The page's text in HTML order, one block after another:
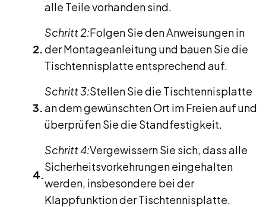
alle Teile vorhanden sind.
Schritt 2:Folgen Sie den Anweisungen in
der Montageanleitung und bauen Sie die
Tischtennisplatte entsprechend auf.
Schritt 3:Stellen Sie die Tischtennisplatte
an dem gewünschten Ort im Freien auf und
überprüfen Sie die Standfestigkeit.
Schritt 4:Vergewissern Sie sich, dass alle
Sicherheitsvorkehrungen eingehalten
werden, insbesondere bei der
Klappfunktion der Tischtennisplatte.